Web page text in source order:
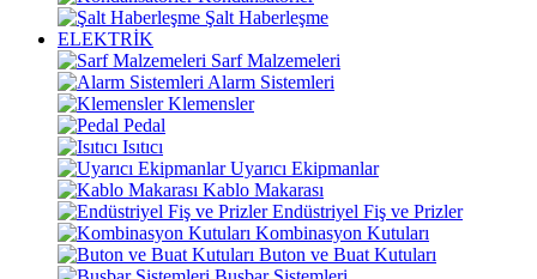
Şalt Haberleşme
ELEKTRİK
Sarf Malzemeleri
Alarm Sistemleri
Klemensler
Pedal
Isıtıcı
Uyarıcı Ekipmanlar
Kablo Makarası
Endüstriyel Fiş ve Prizler
Kombinasyon Kutuları
Buton ve Buat Kutuları